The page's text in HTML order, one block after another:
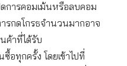
การคอมเม้นหรือลบคอม
รกดโกรธจำนวนมากอาจ
ค้าที่ได้รับ
อทุกครั้ง โดยเข้าไปที่